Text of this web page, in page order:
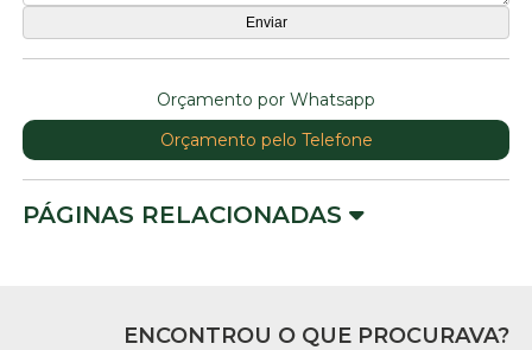
Orçamento por Whatsapp
Orçamento pelo Telefone
PÁGINAS RELACIONADAS
ENCONTROU O QUE PROCURAVA?